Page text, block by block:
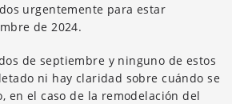
urgentemente para estar
de 2024.
de septiembre y ninguno de estos
ni hay claridad sobre cuándo se
en el caso de la remodelación del